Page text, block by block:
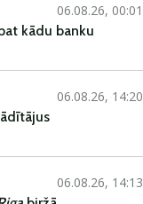
06.08.26, 00:01
kādu banku
06.08.26, 14:20
06.08.26, 14:13